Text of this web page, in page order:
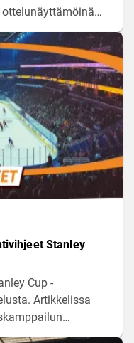
näiden
Stanley
Cup -
Artikkelissa